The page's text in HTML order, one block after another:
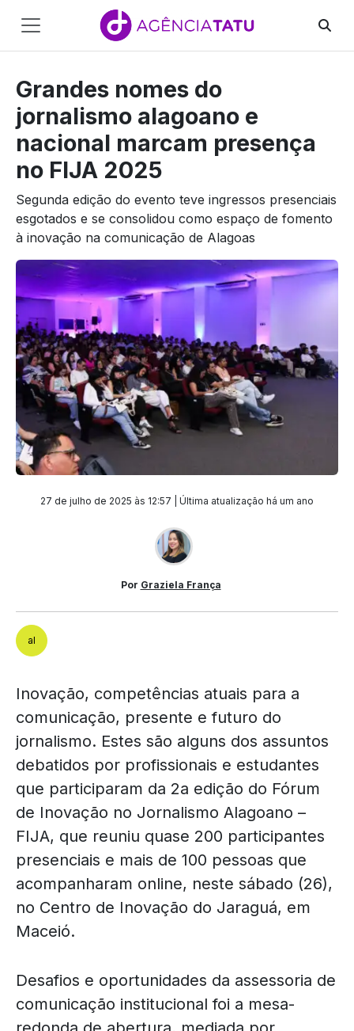
Pular para o conteúdo
Main
Navigation
Grandes nomes do
jornalismo alagoano e
nacional marcam presença
no FIJA 2025
Segunda edição do evento teve ingressos presenciais
esgotados e se consolidou como espaço de fomento
à inovação na comunicação de Alagoas
27 de julho de 2025 às 12:57 | Última atualização há um ano
Por Graziela França
al
Inovação, competências atuais para a
comunicação, presente e futuro do
jornalismo. Estes são alguns dos assuntos
debatidos por profissionais e estudantes
que participaram da 2a edição do Fórum
de Inovação no Jornalismo Alagoano –
FIJA, que reuniu quase 200 participantes
presenciais e mais de 100 pessoas que
acompanharam online, neste sábado (26),
no Centro de Inovação do Jaraguá, em
Maceió.
Desafios e oportunidades da assessoria de
comunicação institucional foi a mesa-